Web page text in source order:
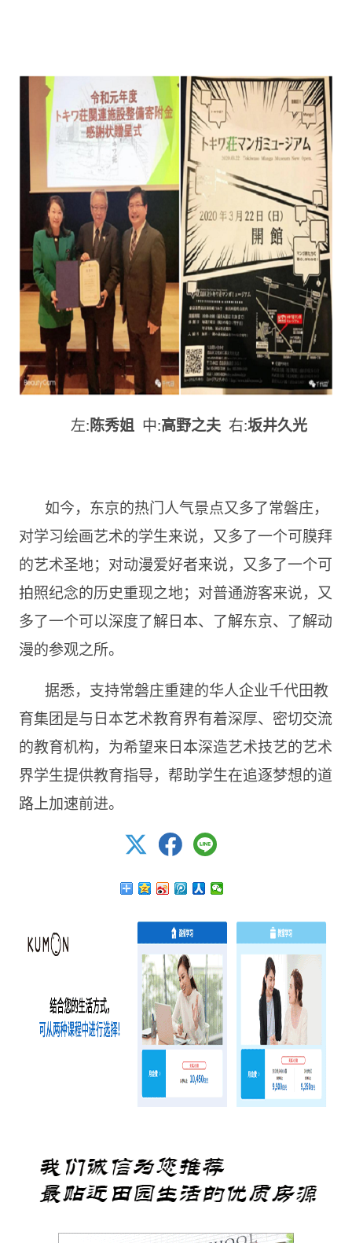
左:陈秀姐 中:高野之夫 右:坂井久光
如今，东京的热门人气景点又多了常磐庄，
对学习绘画艺术的学生来说，又多了一个可膜拜
的艺术圣地；对动漫爱好者来说，又多了一个可
拍照纪念的历史重现之地；对普通游客来说，又
多了一个可以深度了解日本、了解东京、了解动
漫的参观之所。
据悉，支持常磐庄重建的华人企业千代田教
育集团是与日本艺术教育界有着深厚、密切交流
的教育机构，为希望来日本深造艺术技艺的艺术
界学生提供教育指导，帮助学生在追逐梦想的道
路上加速前进。